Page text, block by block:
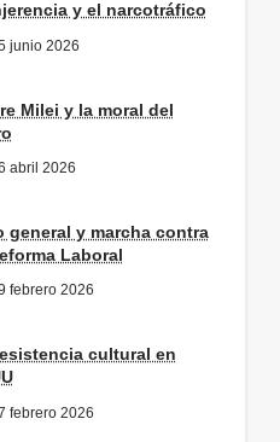
y el narcotráfico
junio 2026
Milei y la moral del
abril 2026
general y marcha contra
Laboral
febrero 2026
cultural en
febrero 2026